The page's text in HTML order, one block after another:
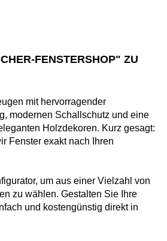
FENSTERSHOP" ZU
mit hervorragender
modernen Schallschutz und eine
Holzdekoren. Kurz gesagt:
Fenster exakt nach Ihren
um aus einer Vielzahl von
zu wählen. Gestalten Sie Ihre
und kostengünstig direkt in